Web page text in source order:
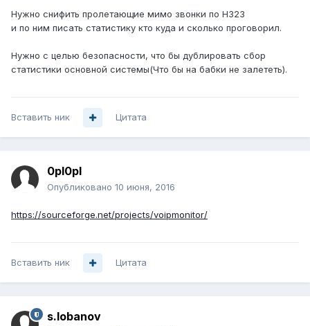
Нужно снифить пролетающие мимо звонки по H323
и по ним писать статистику кто куда и сколько проговорил.
Нужно с целью безопасности, что бы дублировать сбор
статистики основной системы(Что бы на бабки не залететь).
Вставить ник Цитата
0pl0pl
Опубликовано 10 июня, 2016
https://sourceforge.net/projects/voipmonitor/
Вставить ник Цитата
s.lobanov